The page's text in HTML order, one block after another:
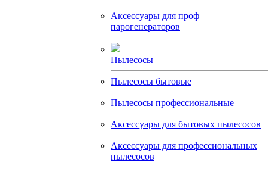
Аксессуары для проф
парогенераторов
Пылесосы
Пылесосы бытовые
Пылесосы профессиональные
Аксессуары для бытовых пылесосов
Аксессуары для профессиональных
пылесосов